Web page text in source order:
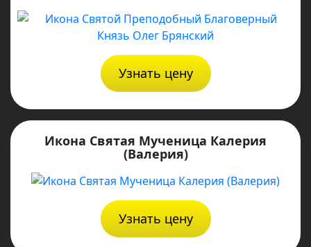
Узнать цену
Икона Святая Мученица Калерия
(Валерия)
Узнать цену